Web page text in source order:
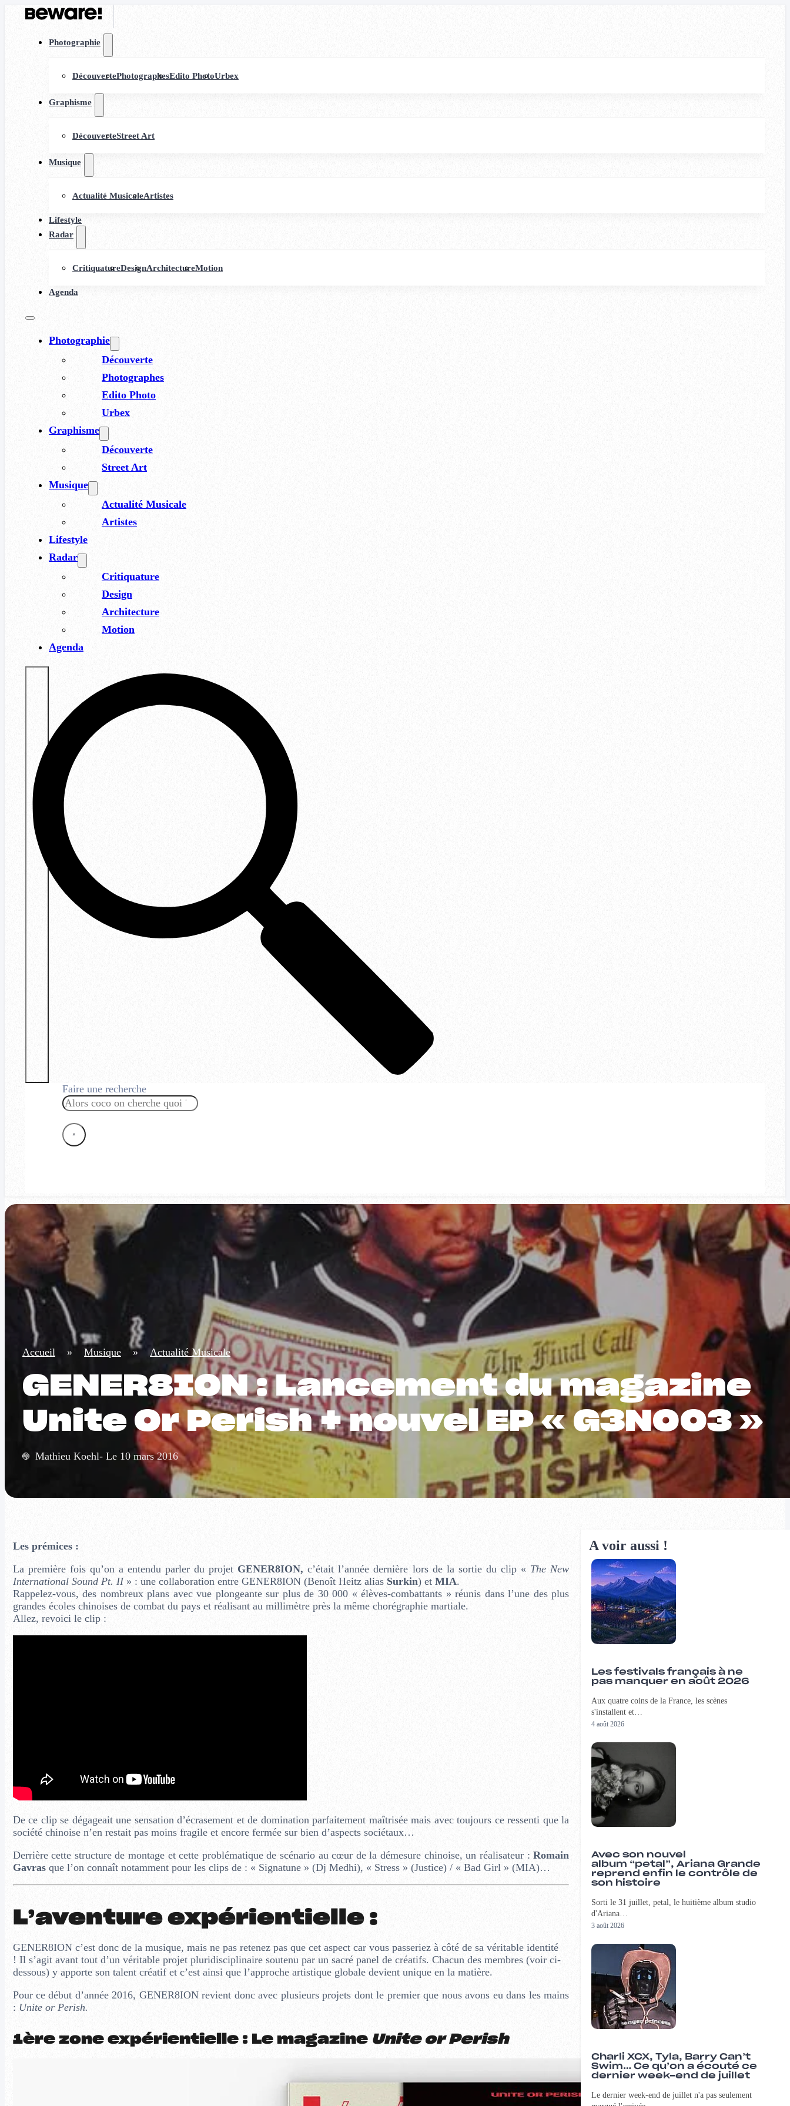
Photographie
DécouvertePhotographesEdito PhotoUrbex
Graphisme
DécouverteStreet Art
Musique
Actualité MusicaleArtistes
Lifestyle
Radar
CritiquatureDesignArchitectureMotion
Agenda
Photographie
Découverte
Photographes
Edito Photo
Urbex
Graphisme
Découverte
Street Art
Musique
Actualité Musicale
Artistes
Lifestyle
Radar
Critiquature
Design
Architecture
Motion
Agenda
Faire une recherche
Rechercher
×
Accueil » Musique » Actualité Musicale
GENER8ION : Lancement du magazine
Unite Or Perish + nouvel EP « G3N003 »
Mathieu Koehl- Le 10 mars 2016
Les prémices :
La première fois qu’on a entendu parler du projet GENER8ION, c’était l’année dernière lors de la sortie du clip « The New
International Sound Pt. II» : une collaboration entre GENER8ION (Benoît Heitz alias Surkin) et MIA.
Rappelez-vous, des nombreux plans avec vue plongeante sur plus de 30 000 « élèves-combattants » réunis dans l’une des plus
grandes écoles chinoises de combat du pays et réalisant au millimètre près la même chorégraphie martiale.
Allez, revoici le clip :
De ce clip se dégageait une sensation d’écrasement et de domination parfaitement maîtrisée mais avec toujours ce ressenti que la
société chinoise n’en restait pas moins fragile et encore fermée sur bien d’aspects sociétaux…
Derrière cette structure de montage et cette problématique de scénario au cœur de la démesure chinoise, un réalisateur :Romain
Gavrasque l’on connaît notamment pour les clips de : « Signatune » (Dj Medhi), « Stress » (Justice) / « Bad Girl » (MIA)…
L’aventure expérientielle:
GENER8ION c’est donc de la musique, mais ne pas retenez pas que cet aspect car vous passeriez à côté de sa véritable identité
! Il s’agit avant tout d’un véritable projet pluridisciplinaire soutenu par un sacré panel de créatifs. Chacun des membres (voir ci-
dessous) y apporte son talent créatif et c’est ainsi que l’approche artistique globale devient unique en la matière.
Pour ce début d’année 2016, GENER8ION revient donc avec plusieurs projets dont le premier que nous avons eu dans les mains
: Unite or Perish.
1ère zone expérientielle : Le magazine Unite or Perish
A voir aussi !
Les festivals français à ne
pas manquer en août 2026
Aux quatre coins de la France, les scènes
s'installent et…
4 août 2026
Avec son nouvel
album “petal”, Ariana Grande
reprend enfin le contrôle de
son histoire
Sorti le 31 juillet, petal, le huitième album studio
d'Ariana…
3 août 2026
Charli XCX, Tyla, Barry Can’t
Swim… Ce qu’on a écouté ce
dernier week-end de juillet
Le dernier week-end de juillet n'a pas seulement